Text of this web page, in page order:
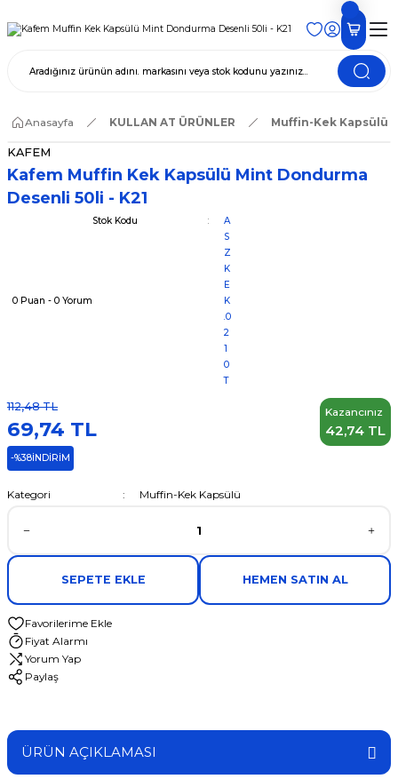
Anasayfa KULLAN AT ÜRÜNLER Muffin-Kek Kapsülü
KAFEM
Kafem Muffin Kek Kapsülü Mint Dondurma
Desenli 50li - K21
0 Puan - 0 Yorum
Stok Kodu
A
S
Z
K
E
K
.0
2
1
0
T
112,48 TL
69,74 TL
-%38İNDİRİM
Kazancınız
42,74 TL
Kategori Muffin-Kek Kapsülü
SEPETE EKLE HEMEN SATIN AL
Fiyat Alarmı
Yorum Yap
Paylaş
ÜRÜN AÇIKLAMASI